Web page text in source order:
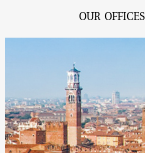
OUR OFFICES